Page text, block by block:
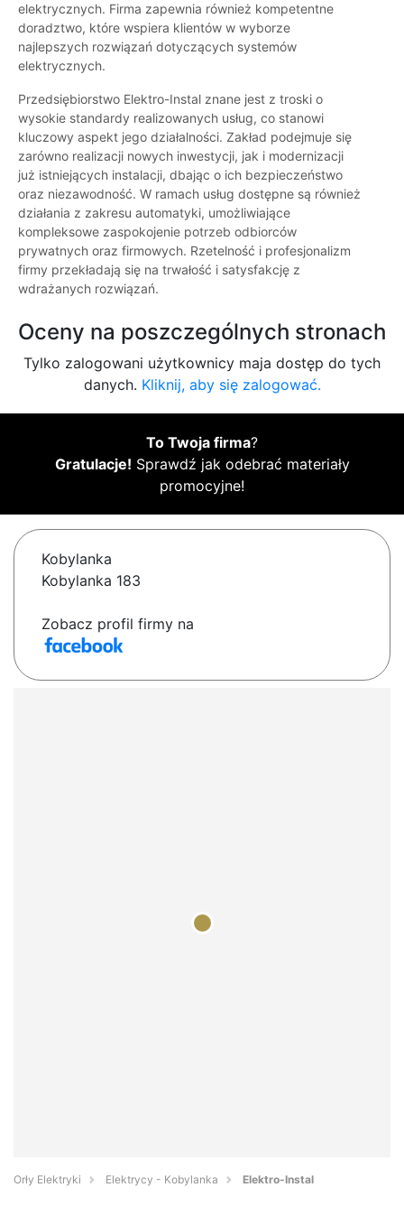
elektrycznych. Firma zapewnia również kompetentne
doradztwo, które wspiera klientów w wyborze
najlepszych rozwiązań dotyczących systemów
elektrycznych.
Przedsiębiorstwo Elektro-Instal znane jest z troski o
wysokie standardy realizowanych usług, co stanowi
kluczowy aspekt jego działalności. Zakład podejmuje się
zarówno realizacji nowych inwestycji, jak i modernizacji
już istniejących instalacji, dbając o ich bezpieczeństwo
oraz niezawodność. W ramach usług dostępne są również
działania z zakresu automatyki, umożliwiające
kompleksowe zaspokojenie potrzeb odbiorców
prywatnych oraz firmowych. Rzetelność i profesjonalizm
firmy przekładają się na trwałość i satysfakcję z
wdrażanych rozwiązań.
Oceny na poszczególnych stronach
Tylko zalogowani użytkownicy maja dostęp do tych
danych. Kliknij, aby się zalogować.
To Twoja firma?
Gratulacje! Sprawdź jak odebrać materiały
promocyjne!
Kobylanka
Kobylanka 183
Zobacz profil firmy na
Orły Elektryki Elektrycy - Kobylanka Elektro-Instal